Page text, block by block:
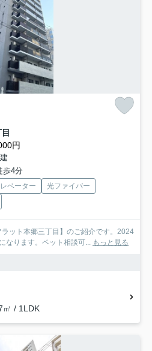
円
歩4分
ベーター
光ファイバー
ット本郷三丁目】のご紹介です。2024
なります。ペット相談可... もっと見る
㎡ / 1LDK